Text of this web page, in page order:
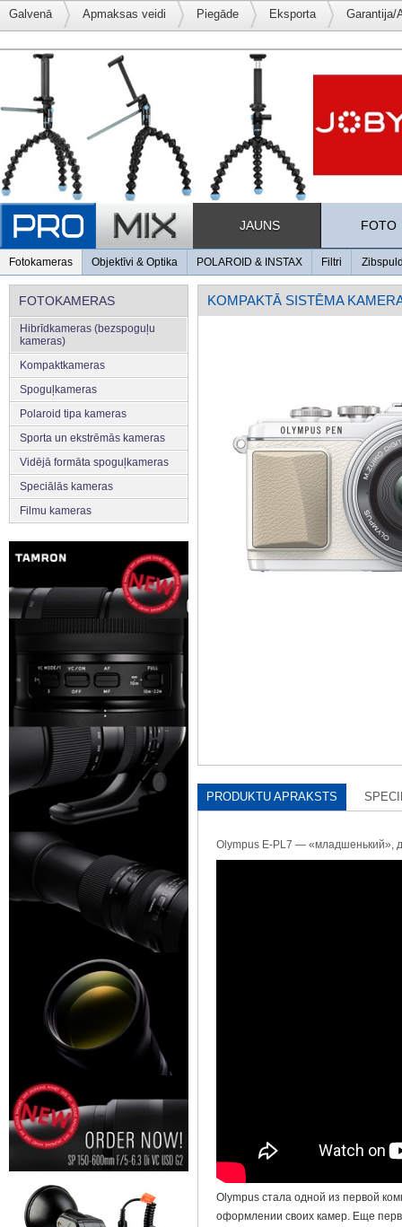
Galvenā Apmaksas veidi Piegāde Eksporta Garantija/
JAUNS FOTO
Fotokameras Objektīvi & Optika POLAROID & INSTAX Filtri
FOTOKAMERAS
Hibrīdkameras (bezspoguļu
kameras)
Kompaktkameras
Spoguļkameras
Polaroid tipa kameras
Sporta un ekstrēmās kameras
Vidējā formāta spoguļkameras
Speciālās kameras
Filmu kameras
KOMPAKTĀ SISTĒMA
PRODUKTU APRAKSTS
Olympus E-PL7 — «младшенький»,
Olympus стала одной из первой
оформлении своих камер. Еще